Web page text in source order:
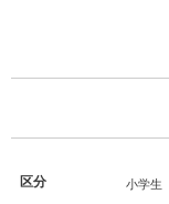
区分 小学生